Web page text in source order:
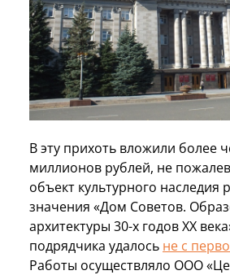
В эту прихоть вложили более
миллионов рублей, не
объект культурного наследия
значения «Дом Советов.
архитектуры 30-х годов ХХ
подрядчика удалось не с
Работы осуществляло ООО